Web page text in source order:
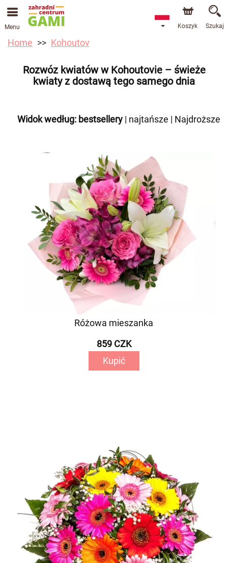
Menu Koszyk Szukaj
Home Kohoutov
Rozwóz kwiatów w Kohoutovie – świeże
kwiaty z dostawą tego samego dnia
Widok według: bestsellery | najtańsze | Najdroższe
Różowa mieszanka
859 CZK
Kupić